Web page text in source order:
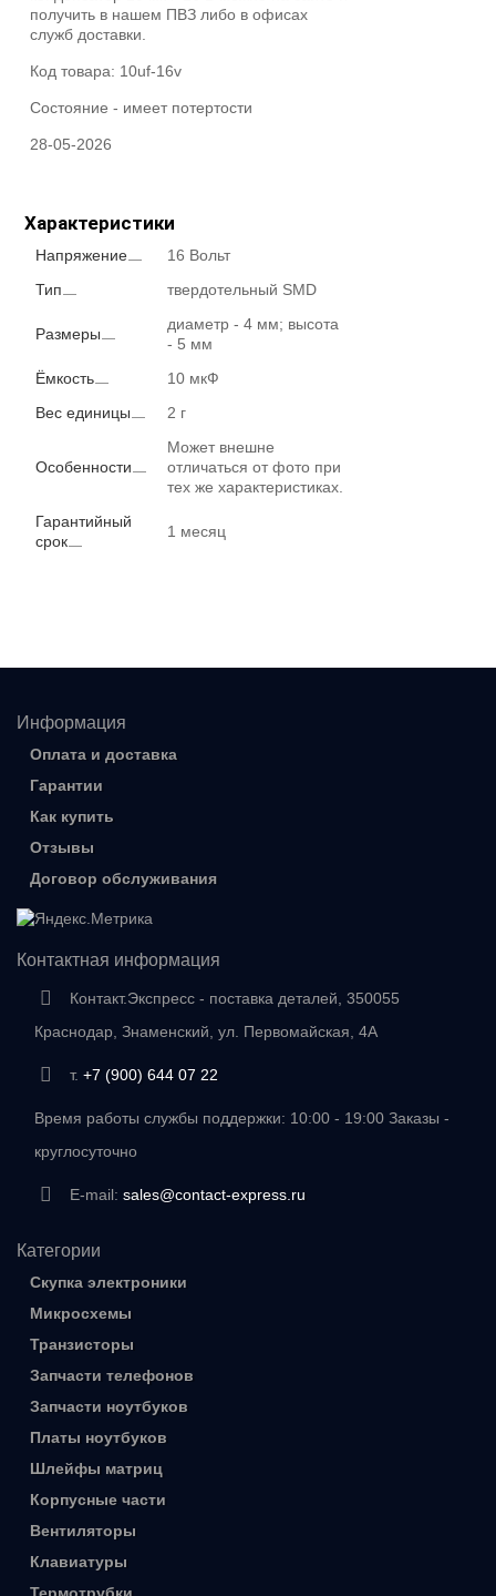
получить в нашем ПВЗ либо в офисах
служб доставки.
Код товара: 10uf-16v
Состояние - имеет потертости
28-05-2026
Характеристики
Напряжение
16 Вольт
Тип
твердотельный SMD
Размеры
диаметр - 4 мм; высота
- 5 мм
Ёмкость
10 мкФ
Вес единицы
2 г
Особенности
Может внешне
отличаться от фото при
тех же характеристиках.
Гарантийный
срок
1 месяц
Информация
Оплата и доставка
Гарантии
Как купить
Отзывы
Договор обслуживания
Контактная информация
Контакт.Экспресс - поставка деталей, 350055
Краснодар, Знаменский, ул. Первомайская, 4А
т. +7 (900) 644 07 22
Время работы службы поддержки: 10:00 - 19:00 Заказы -
круглосуточно
E-mail: sales@contact-express.ru
Категории
Скупка электроники
Микросхемы
Транзисторы
Запчасти телефонов
Запчасти ноутбуков
Платы ноутбуков
Шлейфы матриц
Корпусные части
Вентиляторы
Клавиатуры